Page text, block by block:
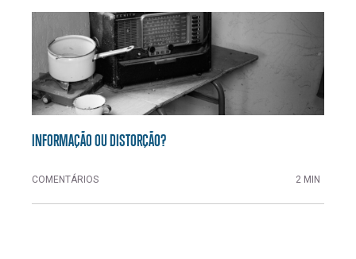
INFORMAÇÃO OU DISTORÇÃO?
COMENTÁRIOS 2 MIN